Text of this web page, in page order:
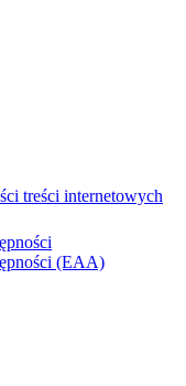
treści internetowych
(EAA)